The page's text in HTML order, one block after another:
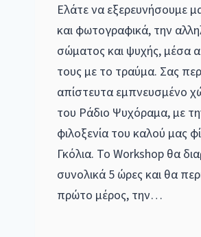
Ελάτε να εξερευνήσουμε
και φωτογραφικά, την
σώματος και ψυχής, μέσα
τους με το τραύμα. Σας
απίστευτα εμπνευσμένο
του Ράδιο Ψυχόραμα, με
φιλοξενία του καλού μας
Γκόλια. Το Workshop θα
συνολικά 5 ώρες και θα
πρώτο μέρος, την…